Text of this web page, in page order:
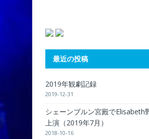
最近の投稿
2019年観劇記録
2019-12-31
シェーンブルン宮殿でElisabeth
上演（2019年7月）
2018-10-16